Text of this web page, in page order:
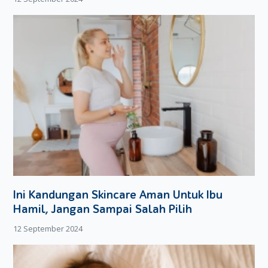
Gigi yang tumbuh pertama biasanya akan menimbulkan rasa
sakit yang teramat sangat. Tak heran jika di masa-masa
pertumbuhan gigi, bayi menjadi lebih rewel daripada
Bayi lebih rewel
Penyebab bayi rewel bisa saja salah satunya karena adanya
gigi susu yang akan tumbuh. Gigi yang akan tumbuh akan
menekan gusi hingga akhirnya gigi menyobek gusi dan keluar
dari dalam gusi. Jadi sangat wajar jika bayi merasa sakit di
bagian gusinya. Masa dimana bayi menjadi rewel akibat
adanya gigi susu yang tumbuh berlangsung selama
beberapa hari bahkan ada yang sampai hitungan minggu.
Ini Kandungan Skincare Aman Untuk Ibu
Hamil, Jangan Sampai Salah Pilih
12 September 2024